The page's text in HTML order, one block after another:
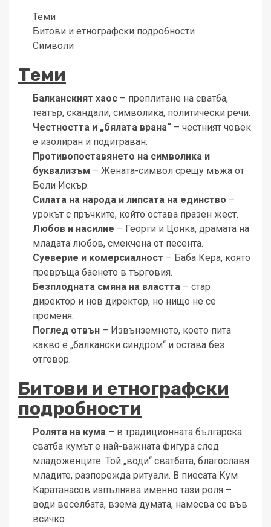
Теми
Битови и етнографски подробности
Символи
Теми
Балканският хаос – преплитане на сватба,
театър, скандали, символика, политически речи.
Честността и „бялата врана“ – честният човек
е изолиран и подиграван.
Противопоставянето на символика и
буквализъм – Жената-символ срещу мъжа от
Бели Искър.
Силата на народа и липсата на единство –
урокът с пръчките, който остава празен жест.
Любов и насилие – Георги и Цонка, драмата на
младата любов, смекчена от песента.
Суеверие и комерсиалност – Баба Кера, която
превръща баенето в търговия.
Безплодната смяна на властта – стар
директор и нов директор, но нищо не се
променя.
Поглед отвън – Извънземното, което пита
какво е „балкански синдром“ и остава без
отговор.
Битови и етнографски
подробности
Ролята на кума – в традиционната българска
сватба кумът е най-важната фигура след
младоженците. Той „води“ сватбата, благославя
младите, разпорежда ритуали. В пиесата Кум
Каратанасов изпълнява именно тази роля –
води веселбата, взема думата, намесва се във
всичко.